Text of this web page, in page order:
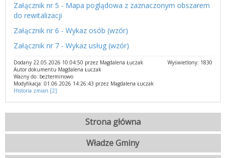
Załącznik nr 5 - Mapa poglądowa z zaznaczonym obszarem
do rewitalizacji
Załącznik nr 6 - Wykaz osób (wzór)
Załącznik nr 7 - Wykaz usług (wzór)
Wyświetlony: 1830
Dodany 22.05.2026 10:04:50 przez Magdalena Łuczak
Autor dokumentu Magdalena Łuczak
Ważny do: bezterminowo
Modyfikacja: 01.06.2026 14:26:43 przez Magdalena Łuczak
Historia zmian [2]
Strona główna
Władze Gminy